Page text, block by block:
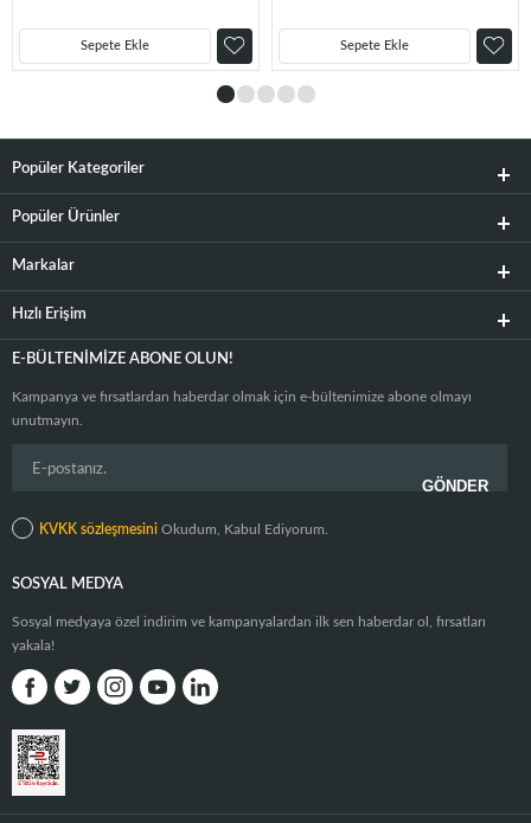
Sepete Ekle Sepete Ekle
Popüler Kategoriler
Popüler Ürünler
Markalar
Hızlı Erişim
E-BÜLTENIMIZE ABONE OLUN!
Kampanya ve fırsatlardan haberdar olmak için e-bültenimize abone olmayı
unutmayın.
KVKK sözleşmesini Okudum, Kabul Ediyorum.
SOSYAL MEDYA
Sosyal medyaya özel indirim ve kampanyalardan ilk sen haberdar ol, fırsatları
yakala!